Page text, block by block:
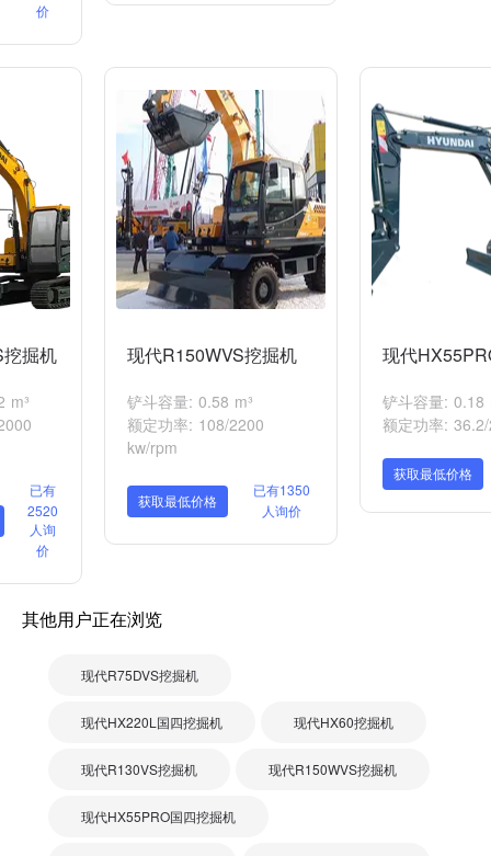
价
掘机
m³
已有
2520
人询
价
现代R150WVS挖掘机
铲斗容量: 0.58 m³
额定功率: 108/2200
kw/rpm
获取最低价格
已有1350
人询价
现代
铲斗容量: 0.18
额定功率:
获取最低价格
其他用户正在浏览
现代R75DVS挖掘机
现代HX220L国四挖掘机 现代HX60挖掘机
现代R130VS挖掘机 现代R150WVS挖掘机
现代HX55PRO国四挖掘机